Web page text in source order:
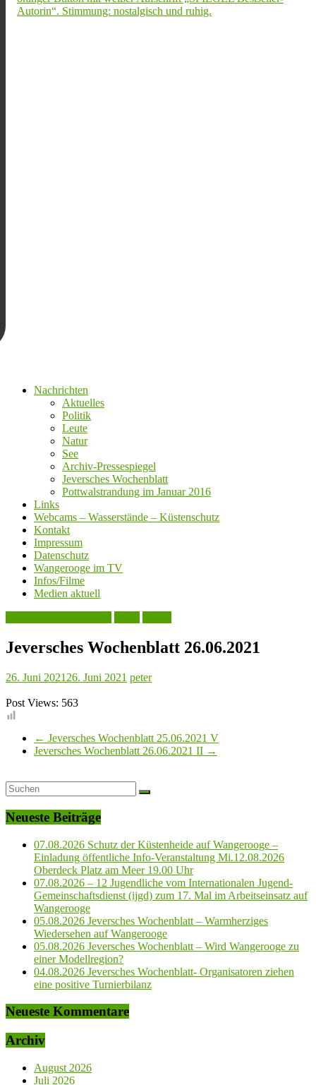
Nachrichten
Aktuelles
Politik
Leute
Natur
See
Archiv-Pressespiegel
Jeversches Wochenblatt
Pottwalstrandung im Januar 2016
Links
Webcams – Wasserstände – Küstenschutz
Kontakt
Impressum
Datenschutz
Wangerooge im TV
Infos/Filme
Medien aktuell
Jeversches Wochenblatt 26.06.2021
26. Juni 2021 26. Juni 2021 peter
Post Views: 563
← Jeversches Wochenblatt 25.06.2021 V
Jeversches Wochenblatt 26.06.2021 II →
Neueste Beiträge
07.08.2026 Schutz der Küstenheide auf Wangerooge –
Einladung öffentliche Info-Veranstaltung Mi.12.08.2026
Oberdeck Platz am Meer 19.00 Uhr
07.08.2026 – 12 Jugendliche vom Internationalen Jugend-
Gemeinschaftsdienst (ijgd) zum 17. Mal im Arbeitseinsatz auf
Wangerooge
05.08.2026 Jeversches Wochenblatt – Warmherziges
Wiedersehen auf Wangerooge
05.08.2026 Jeversches Wochenblatt – Wird Wangerooge zu
einer Modellregion?
04.08.2026 Jeversches Wochenblatt- Organisatoren ziehen
eine positive Turnierbilanz
Neueste Kommentare
Archiv
August 2026
Juli 2026